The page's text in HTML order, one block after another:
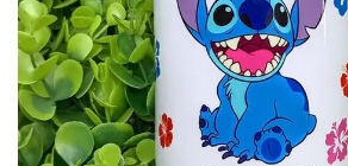
INICIAR SESIÓN
CREAR UNA CUENTA